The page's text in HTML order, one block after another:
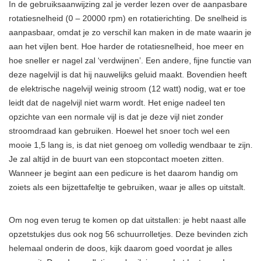
In de gebruiksaanwijzing zal je verder lezen over de aanpasbare
rotatiesnelheid (0 – 20000 rpm) en rotatierichting. De snelheid is
aanpasbaar, omdat je zo verschil kan maken in de mate waarin je
aan het vijlen bent. Hoe harder de rotatiesnelheid, hoe meer en
hoe sneller er nagel zal ‘verdwijnen’. Een andere, fijne functie van
deze nagelvijl is dat hij nauwelijks geluid maakt. Bovendien heeft
de elektrische nagelvijl weinig stroom (12 watt) nodig, wat er toe
leidt dat de nagelvijl niet warm wordt. Het enige nadeel ten
opzichte van een normale vijl is dat je deze vijl niet zonder
stroomdraad kan gebruiken. Hoewel het snoer toch wel een
mooie 1,5 lang is, is dat niet genoeg om volledig wendbaar te zijn.
Je zal altijd in de buurt van een stopcontact moeten zitten.
Wanneer je begint aan een pedicure is het daarom handig om
zoiets als een bijzettafeltje te gebruiken, waar je alles op uitstalt.
Om nog even terug te komen op dat uitstallen: je hebt naast alle
opzetstukjes dus ook nog 56 schuurrolletjes. Deze bevinden zich
helemaal onderin de doos, kijk daarom goed voordat je alles